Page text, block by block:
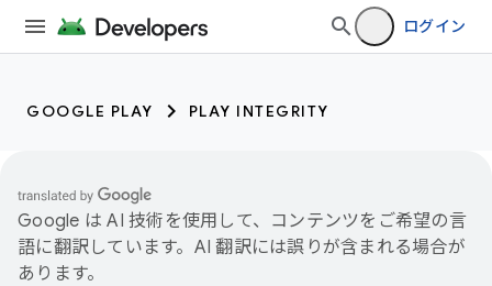
ログイン
GOOGLE PLAY PLAY INTEGRITY
Google は AI 技術を使用して、コンテンツをご希望の言
語に翻訳しています。AI 翻訳には誤りが含まれる場合が
あります。